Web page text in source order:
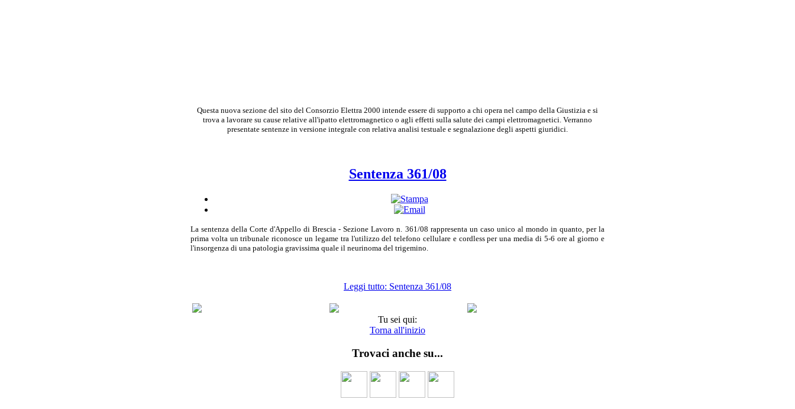
Questa nuova sezione del sito del Consorzio Elettra 2000 intende essere di supporto a chi opera nel campo della Giustizia e si
trova a lavorare su cause relative all'ipatto elettromagnetico o agli effetti sulla salute dei campi elettromagnetici. Verranno
presentate sentenze in versione integrale con relativa analisi testuale e segnalazione degli aspetti giuridici.
Sentenza 361/08
La sentenza della Corte d'Appello di Brescia - Sezione Lavoro n. 361/08 rappresenta un caso unico al mondo in quanto, per la
prima volta un tribunale riconosce un legame tra l'utilizzo del telefono cellulare e cordless per una media di 5-6 ore al giorno e
l'insorgenza di una patologia gravissima quale il neurinoma del trigemino.
Leggi tutto: Sentenza 361/08
Tu sei qui:
Torna all'inizio
Trovaci anche su...